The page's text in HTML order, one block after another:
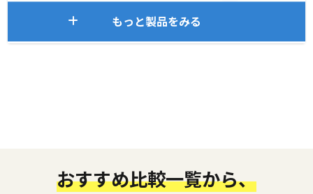
もっと製品をみる
おすすめ比較一覧から、